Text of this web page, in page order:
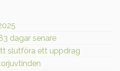
dagar senare
slutföra ett uppdrag